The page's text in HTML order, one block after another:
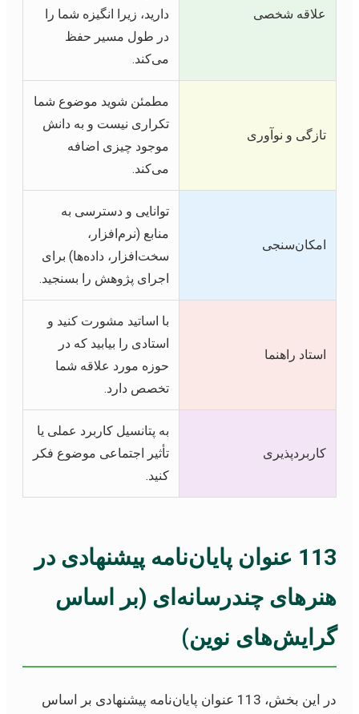
علاقه شخصی
دارید، زیرا انگیزه شما را
در طول مسیر حفظ
می‌کند.
تازگی و نوآوری
مطمئن شوید موضوع شما
تکراری نیست و به دانش
موجود چیزی اضافه
می‌کند.
امکان‌سنجی
توانایی و دسترسی به
منابع (نرم‌افزار،
سخت‌افزار، داده‌ها) برای
اجرای پژوهش را بسنجید.
استاد راهنما
با اساتید مشورت کنید و
استادی را بیابید که در
حوزه مورد علاقه شما
تخصص دارد.
کاربردپذیری
به پتانسیل کاربرد عملی یا
تأثیر اجتماعی موضوع فکر
کنید.
113 عنوان پایان‌نامه پیشنهادی در
هنرهای چندرسانه‌ای (بر اساس
گرایش‌های نوین)
در این بخش، 113 عنوان پایان‌نامه پیشنهادی بر اساس